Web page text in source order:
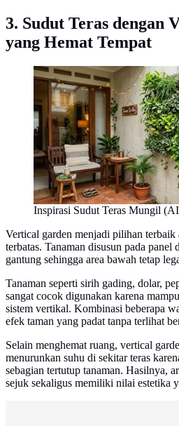
3. Sudut Teras dengan
yang Hemat Tempat
Inspirasi Sudut Teras Mungil
Vertical garden menjadi pilihan terbaik
terbatas. Tanaman disusun pada
gantung sehingga area bawah tetap
Tanaman seperti sirih gading, dolar,
sangat cocok digunakan karena
sistem vertikal. Kombinasi beberapa
efek taman yang padat tanpa terlihat
Selain menghemat ruang, vertical
menurunkan suhu di sekitar teras
sebagian tertutup tanaman. Hasilnya,
sejuk sekaligus memiliki nilai estetika